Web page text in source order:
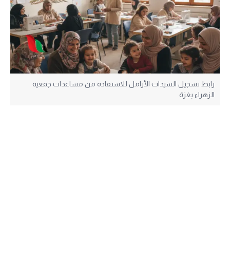
رابط تسجيل السيدات الأرامل للاستفادة من مساعدات جمعية
الزهراء بغزة